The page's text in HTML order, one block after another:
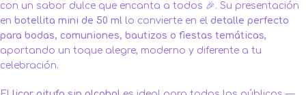
con un sabor dulce que encanta a todos 🎉. Su presentación
en botellita mini de 50 ml lo convierte en el detalle perfecto
para bodas, comuniones, bautizos o fiestas temáticas,
aportando un toque alegre, moderno y diferente a tu
celebración.